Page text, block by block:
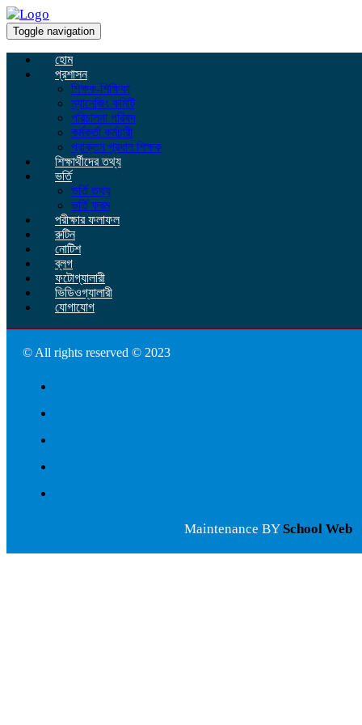
Toggle navigation
হোম
প্রশাসন
শিক্ষক-শিক্ষিকা
ম্যানেজিং কমিটি
পরিচালনা পরিষদ
কর্মকর্তা কর্মচারী
প্রাক্তন প্রধান শিক্ষক
শিক্ষার্থীদের তথ্য
ভর্তি
ভর্তি তথ্য
ভর্তি ফরম
পরীক্ষার ফলাফল
রুটিন
নোটিশ
ব্লগ
ফটোগ্যালারী
ভিডিওগ্যালারী
যোগাযোগ
© All rights reserved © 2023
Maintenance BY School Web